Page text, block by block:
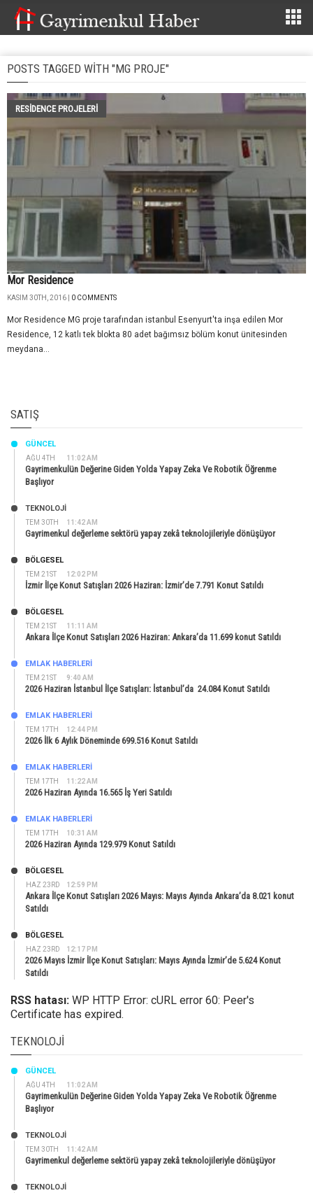
POSTS TAGGED WITH "MG PROJE"
RESIDENCE PROJELERI
Mor Residence
KASIM 30TH, 2016 | 0 COMMENTS
Mor Residence MG proje tarafından istanbul Esenyurt'ta inşa edilen Mor
Residence, 12 katlı tek blokta 80 adet bağımsız bölüm konut ünitesinden
meydana...
SATIŞ
AĞU 4TH 11:02 AM
GÜNCEL
Gayrimenkulün Değerine Giden Yolda Yapay Zeka Ve Robotik Öğrenme
Başlıyor
TEM 30TH 11:42 AM
TEKNOLOJİ
Gayrimenkul değerleme sektörü yapay zekâ teknolojileriyle dönüşüyor
TEM 21ST 12:02 PM
BÖLGESEL
İzmir İlçe Konut Satışları 2026 Haziran: İzmir’de 7.791 Konut Satıldı
TEM 21ST 11:11 AM
BÖLGESEL
Ankara İlçe Konut Satışları 2026 Haziran: Ankara’da 11.699 konut Satıldı
TEM 21ST 9:40 AM
EMLAK HABERLERI
2026 Haziran İstanbul İlçe Satışları: İstanbul’da 24.084 Konut Satıldı
TEM 17TH 12:44 PM
EMLAK HABERLERI
2026 İlk 6 Aylık Döneminde 699.516 Konut Satıldı
TEM 17TH 11:22 AM
EMLAK HABERLERI
2026 Haziran Ayında 16.565 İş Yeri Satıldı
TEM 17TH 10:31 AM
EMLAK HABERLERI
2026 Haziran Ayında 129.979 Konut Satıldı
HAZ 23RD 12:59 PM
BÖLGESEL
Ankara İlçe Konut Satışları 2026 Mayıs: Mayıs Ayında Ankara’da 8.021 konut
Satıldı
HAZ 23RD 12:17 PM
BÖLGESEL
2026 Mayıs İzmir İlçe Konut Satışları: Mayıs Ayında İzmir’de 5.624 Konut
Satıldı
RSS hatası: WP HTTP Error: cURL error 60: Peer's
Certificate has expired.
TEKNOLOJI
AĞU 4TH 11:02 AM
GÜNCEL
Gayrimenkulün Değerine Giden Yolda Yapay Zeka Ve Robotik Öğrenme
Başlıyor
TEM 30TH 11:42 AM
TEKNOLOJİ
Gayrimenkul değerleme sektörü yapay zekâ teknolojileriyle dönüşüyor
TEKNOLOJİ